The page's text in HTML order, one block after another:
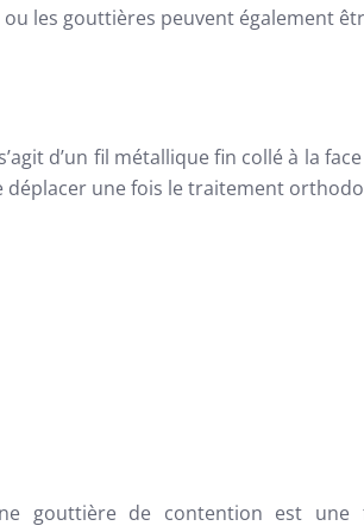
les gouttières peuvent également
d’un fil métallique fin collé à la
déplacer une fois le traitement
gouttière de contention est une